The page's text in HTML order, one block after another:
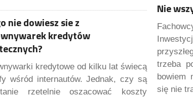
nie dowiesz sie z
kredytów
kredytowe od kilku lat świecą
wśród internautów. Jednak, czy są
rzetelnie oszacować koszty
Nie
trzeba
bowiem
się nie